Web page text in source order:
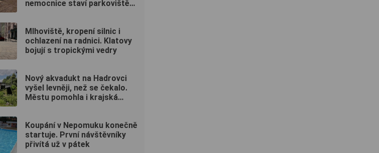
nemocnice staví parkoviště
Mlhoviště, kropení silnic i
ochlazení na radnici. Klatovy
bojují s tropickými vedry
Nový akvadukt na Hadrovci
vyšel levněji, než se čekalo.
Městu pomohla i krajská
Koupání v Nepomuku konečně
startuje. První návštěvníky
přivítá už v pátek